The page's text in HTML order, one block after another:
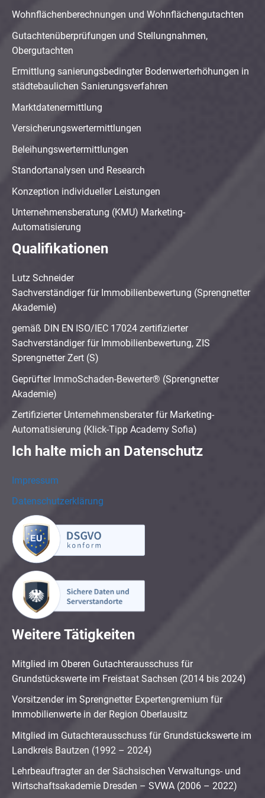
Wohnflächenberechnungen und Wohnflächengutachten
Gutachtenüberprüfungen und Stellungnahmen,
Obergutachten
Ermittlung sanierungsbedingter Bodenwerterhöhungen in
städtebaulichen Sanierungsverfahren
Marktdatenermittlung
Versicherungswertermittlungen
Beleihungswertermittlungen
Standortanalysen und Research
Konzeption individueller Leistungen
Unternehmensberatung (KMU) Marketing-
Automatisierung
Qualifikationen
Lutz Schneider
Sachverständiger für Immobilienbewertung (Sprengnetter
Akademie)
gemäß DIN EN ISO/IEC 17024 zertifizierter
Sachverständiger für Immobilienbewertung, ZIS
Sprengnetter Zert (S)
Geprüfter ImmoSchaden-Bewerter® (Sprengnetter
Akademie)
Zertifizierter Unternehmensberater für Marketing-
Automatisierung (Klick-Tipp Academy Sofia)
Ich halte mich an Datenschutz
Impressum
Datenschutzerklärung
Weitere Tätigkeiten
Mitglied im Oberen Gutachterausschuss für
Grundstückswerte im Freistaat Sachsen (2014 bis 2024)
Vorsitzender im Sprengnetter Expertengremium für
Immobilienwerte in der Region Oberlausitz
Mitglied im Gutachterausschuss für Grundstückswerte im
Landkreis Bautzen (1992 – 2024)
Lehrbeauftragter an der Sächsischen Verwaltungs- und
Wirtschaftsakademie Dresden – SVWA (2006 – 2022)